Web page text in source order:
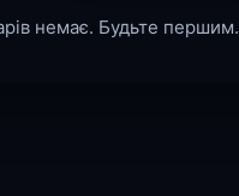
немає. Будьте першим.